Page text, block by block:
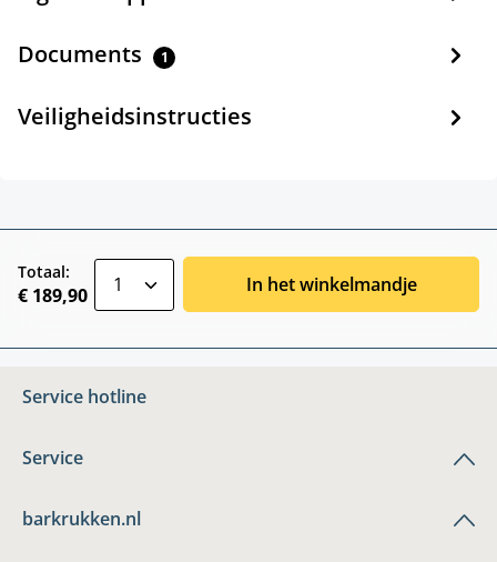
Documents 1
Veiligheidsinstructies
Totaal:
€ 189,90 In het winkelmandje
Service hotline
Service
barkrukken.nl